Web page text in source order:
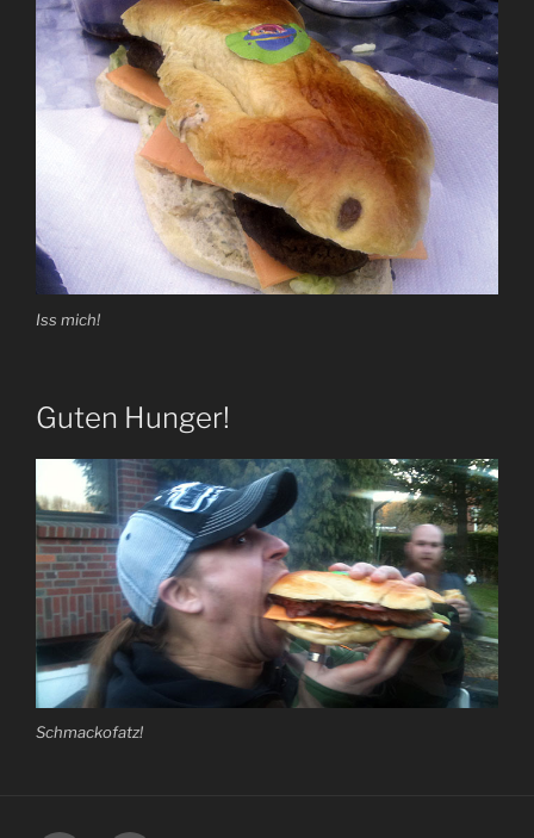
Iss mich!
Guten Hunger!
Schmackofatz!